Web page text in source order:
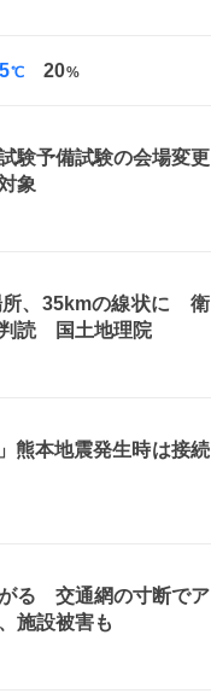
℃ 20%
験予備試験の会場変更
象
所、35kmの線状に 衛
読 国土地理院
熊本地震発生時は接続
る 交通網の寸断でア
施設被害も